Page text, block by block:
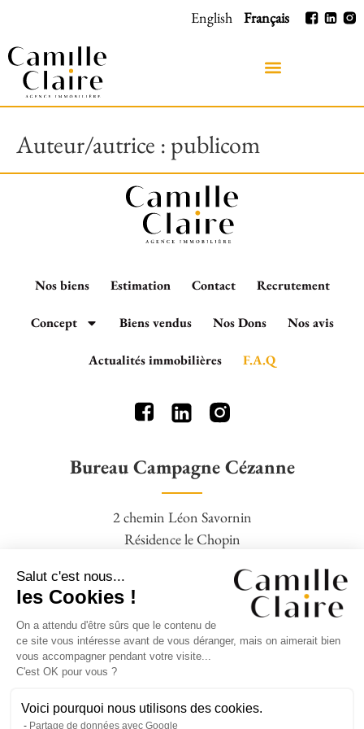
English Français
Auteur/autrice : publicom
Nos biens Estimation Contact Recrutement
Concept Biens vendus Nos Dons Nos avis
Actualités immobilières F.A.Q
Bureau Campagne Cézanne
2 chemin Léon Savornin
Résidence le Chopin
04 42 95 77 16 – 06 09 88 19 28
Agence Square Pigonnet
Clos Bernadettes,
Salut c'est nous...
les Cookies !
On a attendu d'être sûrs que le contenu de
ce site vous intéresse avant de vous déranger, mais on aimerait bien
vous accompagner pendant votre visite...
C'est OK pour vous ?
Voici pourquoi nous utilisons des cookies.
Partage de données avec Google